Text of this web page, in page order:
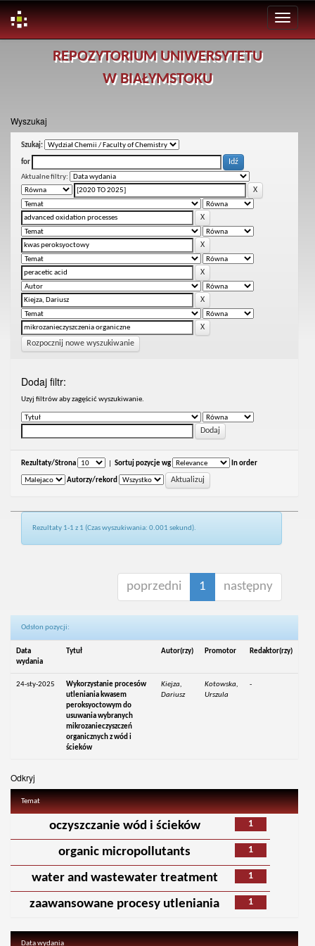
REPOZYTORIUM UNIWERSYTETU
W BIAŁYMSTOKU
Wyszukaj
Szukaj:
for
Aktualne filtry:
Rozpocznij nowe wyszukiwanie
Dodaj filtr:
Uzyj filtrów aby zagęścić wyszukiwanie.
Rezultaty/Strona Sortuj pozycje wg In order
Autorzy/rekord
Rezultaty 1-1 z 1 (Czas wyszukiwania: 0.001 sekund).
poprzedni 1 następny
Odsłon pozycji:
Data
wydania
Tytuł Autor(rzy) Promotor Redaktor(rzy)
24-sty-2025
Wykorzystanie procesów
utleniania kwasem
peroksyoctowym do
usuwania wybranych
mikrozanieczyszczeń
organicznych z wód i
ścieków
Kiejza,
Dariusz
Kotowska,
Urszula
-
Odkryj
Temat
1
oczyszczanie wód i ścieków
1
organic micropollutants
1
water and wastewater treatment
1
zaawansowane procesy utleniania
Data wydania